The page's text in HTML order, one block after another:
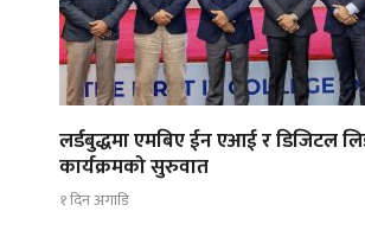
लर्डबुद्धमा एमबिए ईन एआई र डिजिटल
कार्यक्रमको सुरुवात
१ दिन अगाडि